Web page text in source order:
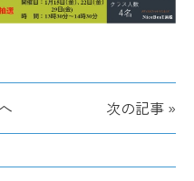
次の記事 »